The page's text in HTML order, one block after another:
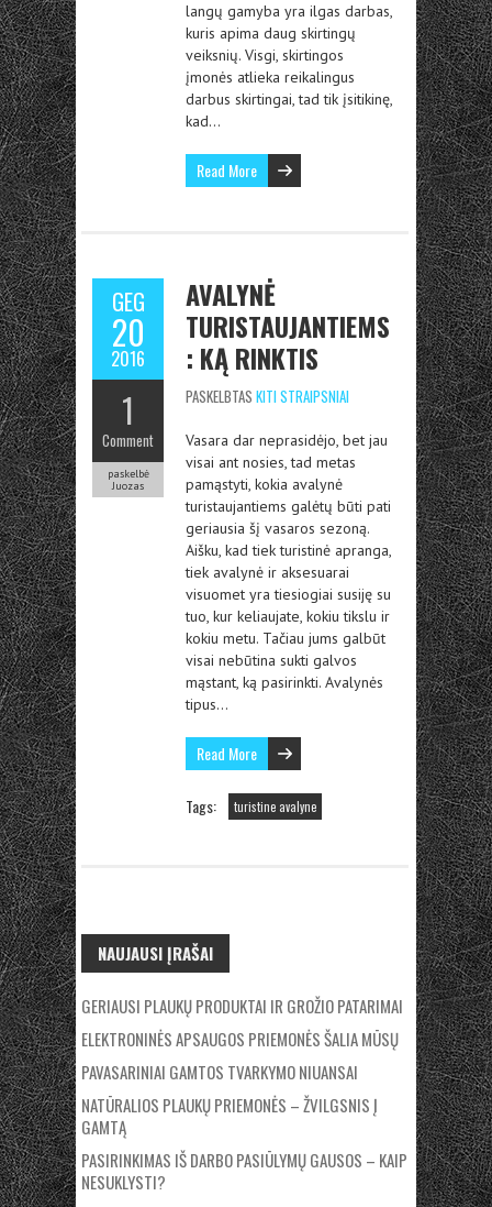
langų gamyba yra ilgas darbas,
kuris apima daug skirtingų
veiksnių. Visgi, skirtingos
įmonės atlieka reikalingus
darbus skirtingai, tad tik įsitikinę,
kad…
Read More
GEG
20
2016
1
Comment
paskelbė
Juozas
AVALYNĖ
TURISTAUJANTIEMS
: KĄ RINKTIS
PASKELBTAS KITI STRAIPSNIAI
Vasara dar neprasidėjo, bet jau
visai ant nosies, tad metas
pamąstyti, kokia avalynė
turistaujantiems galėtų būti pati
geriausia šį vasaros sezoną.
Aišku, kad tiek turistinė apranga,
tiek avalynė ir aksesuarai
visuomet yra tiesiogiai susiję su
tuo, kur keliaujate, kokiu tikslu ir
kokiu metu. Tačiau jums galbūt
visai nebūtina sukti galvos
mąstant, ką pasirinkti. Avalynės
tipus…
Read More
Tags: turistine avalyne
NAUJAUSI ĮRAŠAI
GERIAUSI PLAUKŲ PRODUKTAI IR GROŽIO PATARIMAI
ELEKTRONINĖS APSAUGOS PRIEMONĖS ŠALIA MŪSŲ
PAVASARINIAI GAMTOS TVARKYMO NIUANSAI
NATŪRALIOS PLAUKŲ PRIEMONĖS – ŽVILGSNIS Į
GAMTĄ
PASIRINKIMAS IŠ DARBO PASIŪLYMŲ GAUSOS – KAIP
NESUKLYSTI?